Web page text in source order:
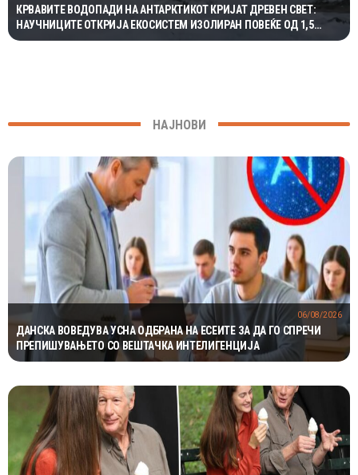
КРВАВИТЕ ВОДОПАДИ НА АНТАРКТИКОТ КРИЈАТ ДРЕВЕН СВЕТ:
НАУЧНИЦИТЕ ОТКРИЈА ЕКОСИСТЕМ ИЗОЛИРАН ПОВЕЌЕ ОД 1,5
МИЛИОНИ ГОДИНИ
НАЈНОВИ
ДАНСКА ВОВЕДУВА УСНА ОДБРАНА НА ЕСЕИТЕ ЗА ДА ГО СПРЕЧИ
ПРЕПИШУВАЊЕТО СО ВЕШТАЧКА ИНТЕЛИГЕНЦИЈА
06/08/2026